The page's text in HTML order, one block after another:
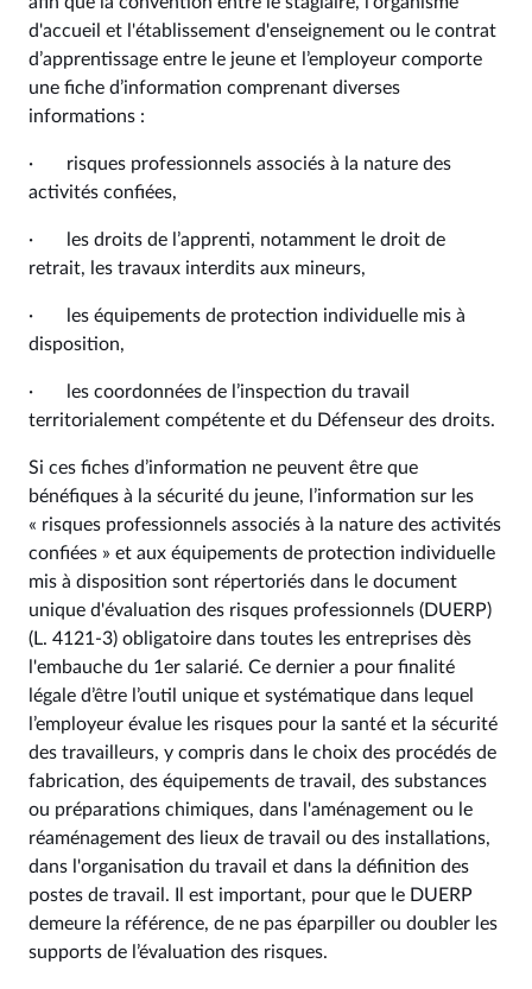
d'accueil et l'établissement d'enseignement ou le contrat
d’apprentissage entre le jeune et l’employeur comporte
une fiche d’information comprenant diverses
informations :
· risques professionnels associés à la nature des
activités confiées,
· les droits de l’apprenti, notamment le droit de
retrait, les travaux interdits aux mineurs,
· les équipements de protection individuelle mis à
disposition,
· les coordonnées de l’inspection du travail
territorialement compétente et du Défenseur des droits.
Si ces fiches d’information ne peuvent être que
bénéfiques à la sécurité du jeune, l’information sur les
« risques professionnels associés à la nature des activités
confiées » et aux équipements de protection individuelle
mis à disposition sont répertoriés dans le document
unique d'évaluation des risques professionnels (DUERP)
(L. 4121-3) obligatoire dans toutes les entreprises dès
l'embauche du 1er salarié. Ce dernier a pour finalité
légale d’être l’outil unique et systématique dans lequel
l’employeur évalue les risques pour la santé et la sécurité
des travailleurs, y compris dans le choix des procédés de
fabrication, des équipements de travail, des substances
ou préparations chimiques, dans l'aménagement ou le
réaménagement des lieux de travail ou des installations,
dans l'organisation du travail et dans la définition des
postes de travail. Il est important, pour que le DUERP
demeure la référence, de ne pas éparpiller ou doubler les
supports de l’évaluation des risques.